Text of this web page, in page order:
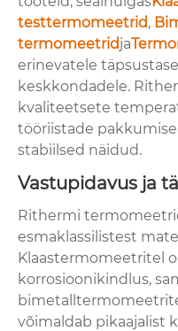
testtermomeetrid,
termomeetridja
erinevatele
keskkondadele.
kvaliteetsete
tööriistade
stabiilsed näidud.
Vastupidavus ja
Rithermi
esmaklassilistest
Klaastermomeetritel
korrosioonikindlus,
võimaldab pikaajalist